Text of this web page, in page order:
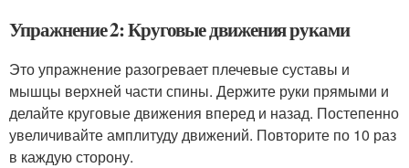
Упражнение 2: Круговые движения руками
Это упражнение разогревает плечевые суставы и
мышцы верхней части спины. Держите руки прямыми и
делайте круговые движения вперед и назад. Постепенно
увеличивайте амплитуду движений. Повторите по 10 раз
в каждую сторону.